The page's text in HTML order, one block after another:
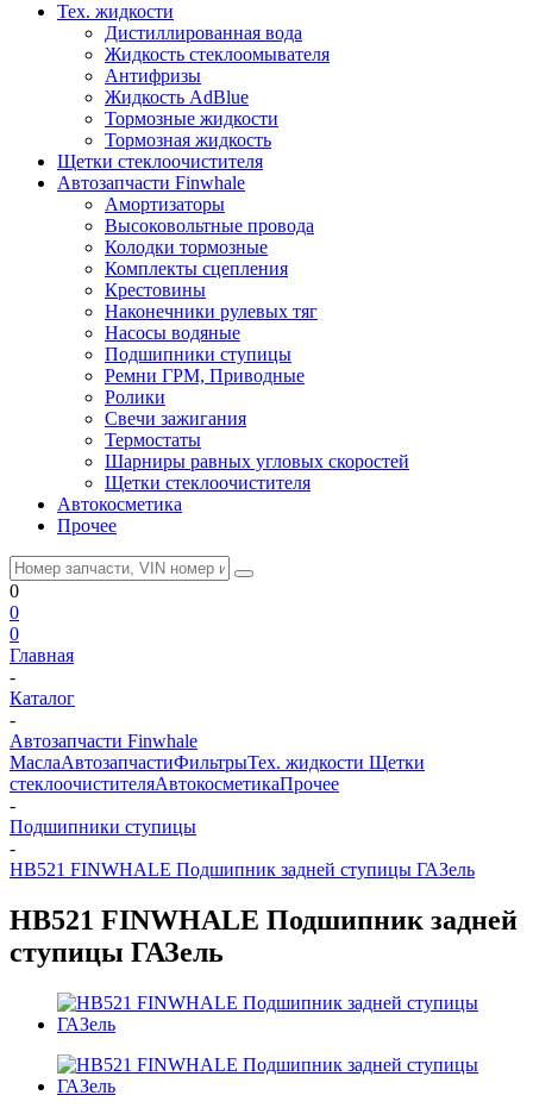
Тех. жидкости
Дистиллированная вода
Жидкость стеклоомывателя
Антифризы
Жидкость AdBlue
Тормозные жидкости
Тормозная жидкость
Щетки стеклоочистителя
Автозапчасти Finwhale
Амортизаторы
Высоковольтные провода
Колодки тормозные
Комплекты сцепления
Крестовины
Наконечники рулевых тяг
Насосы водяные
Подшипники ступицы
Ремни ГРМ, Приводные
Ролики
Свечи зажигания
Термостаты
Шарниры равных угловых скоростей
Щетки стеклоочистителя
Автокосметика
Прочее
0
0
0
Главная
-
Каталог
-
Автозапчасти Finwhale
МаслаАвтозапчастиФильтрыТех. жидкости Щетки
стеклоочистителяАвтокосметикаПрочее
-
Подшипники ступицы
-
HB521 FINWHALE Подшипник задней ступицы ГАЗель
HB521 FINWHALE Подшипник задней
ступицы ГАЗель